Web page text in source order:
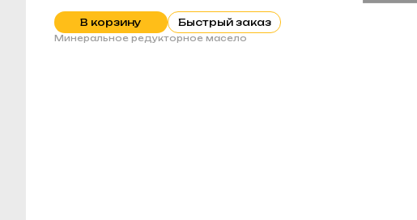
В корзину Быстрый заказ
Минеральное редукторное масело